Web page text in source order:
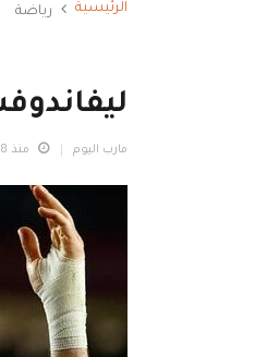
الرئيسية رياضة
مارب اليوم منذ 8 أشهر